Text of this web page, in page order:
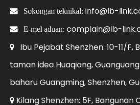
 Sokongan teknikal: info@lb-
 E-mel aduan: complain@lb-
 Ibu Pejabat Shenzhen: 10-11/F,
taman idea Huaqiang,
baharu Guangming, Shenzhen,
 Kilang Shenzhen: 5F, Bangunan